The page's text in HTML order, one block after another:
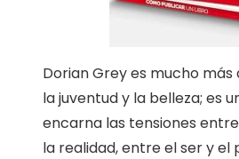
Dorian Grey es mucho más
la juventud y la belleza; es
encarna las tensiones
la realidad, entre el ser y el